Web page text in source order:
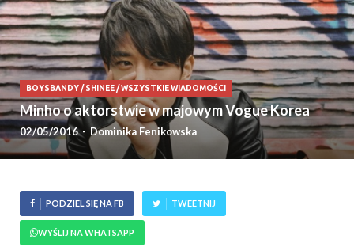
BOYSBANDY/SHINEE/WSZYSTKIE WIADOMOŚCI
Minho o aktorstwie w majowym Vogue Korea
02/05/2016- Dominika Fenikowska
PODZIEL SIĘ NA FB TWEETNIJ
WYŚLIJ NA WHATSAPP